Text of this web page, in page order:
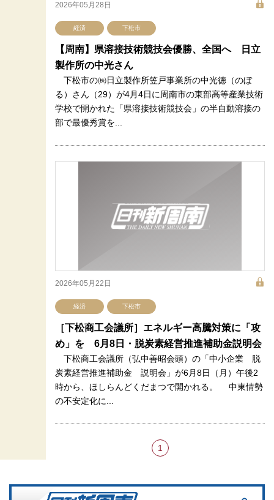
2026年05月28日
経済 下松市
【周南】県溶接技術競技会優勝、全国へ 日立
製作所の中光さん
下松市の㈱日立製作所笠戸事業所の中光徳（のぼ
る）さん（29）が4月4日に周南市の東部高等産業技術
学校で開かれた「県溶接技術競技会」の半自動溶接の
部で最優秀賞を...
2026年05月22日
経済 下松市
［下松商工会議所］エネルギー高騰対策に「攻
め」を 6月8日・脱炭素経営推進補助金説明会
下松商工会議所（弘中善昭会頭）の「中小企業 脱
炭素経営推進補助金 説明会」が6月8日（月）午後2
時から、ほしらんどくだまつで開かれる。 中東情勢
の不安定化に...
1